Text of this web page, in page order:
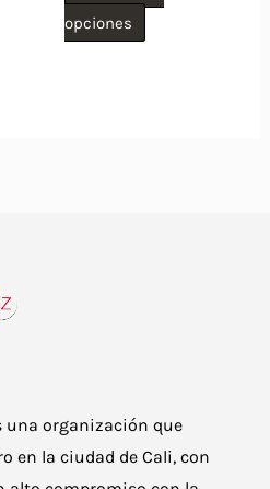
opciones
página
de
una organización que
en la ciudad de Cali, con